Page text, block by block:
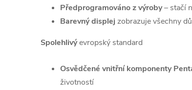
Předprogramováno z výroby– stačí
Barevný displej zobrazuje všechny
Spolehlivýevropský standard
Osvědčené vnitřní komponenty
životností